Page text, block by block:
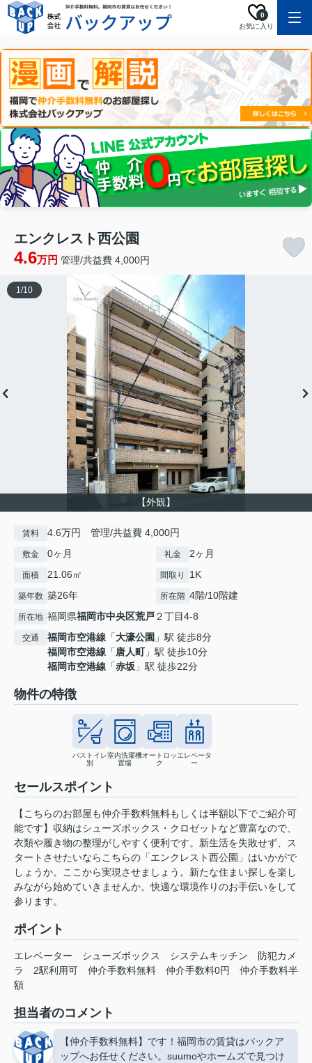
お気に入り
0
エンクレスト西公園
4.6万円 管理/共益費 4,000円
【外観】
1/10
賃料 4.6万円 管理/共益費 4,000円
敷金 0ヶ月 礼金 2ヶ月
面積 21.06㎡ 間取り 1K
築年数 築26年 所在階 4階/10階建
所在地 福岡県福岡市中央区荒戸２丁目4-8
交通 福岡市空港線 「大濠公園 」駅 徒歩8分
福岡市空港線 「唐人町」駅 徒歩10分
福岡市空港線 「赤坂 」駅 徒歩22分
物件の特徴
バストイレ
別
室内洗濯機
置場
オートロッ
ク
エレベータ
ー
セールスポイント
【こちらのお部屋も仲介手数料無料もしくは半額以下でご紹介可
能です】収納はシューズボックス・クロゼットなど豊富なので、
衣類や履き物の整理がしやすく便利です。新生活を失敗せず、ス
タートさせたいならこちらの「エンクレスト西公園」はいかがで
しょうか。ここから実現させましょう。新たな住まい探しを楽し
みながら始めていきませんか。快適な環境作りのお手伝いをして
参ります。
ポイント
エレベーター シューズボックス システムキッチン
防犯カメ
ラ
2駅利用可 仲介手数料無料 仲介手数料0円
仲介手数料半
額
担当者のコメント
【仲介手数料無料】です！福岡市の賃貸はバックア
ップへお任せください。suumoやホームズで見つけ